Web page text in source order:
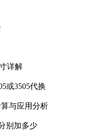
详解
或3505代换
与应用分析
别加多少